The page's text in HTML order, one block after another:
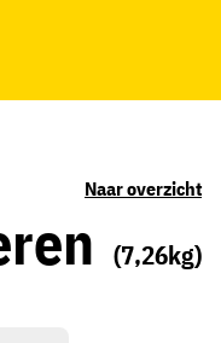
Naar overzicht
(7,26kg)